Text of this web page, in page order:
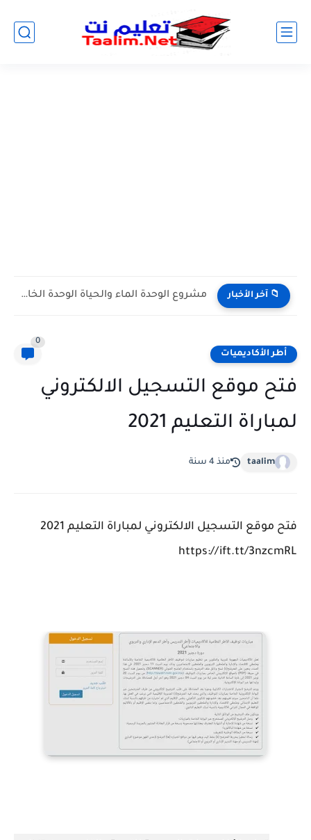
📁 آخر الأخبار مشروع الوحدة الماء والحياة الوحدة الخامسة المستوى الثالث projet de...
أطر الأكاديميات
0
فتح موقع التسجيل الالكتروني
لمباراة التعليم 2021
taalim منذ 4 سنة
فتح موقع التسجيل الالكتروني لمباراة التعليم 2021
https://ift.tt/3nzcmRL